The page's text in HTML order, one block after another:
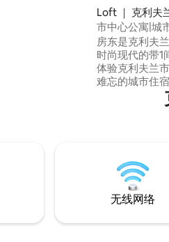
Loft ｜ 克利夫
市中心公寓|城
房东是克利夫兰当
时尚现代的带1
体验克利夫兰
难忘的城市住宿体验。 📍 步
利夫兰的热门
进步体育场 –
医疗住宿、体
假者入住。
无线网络